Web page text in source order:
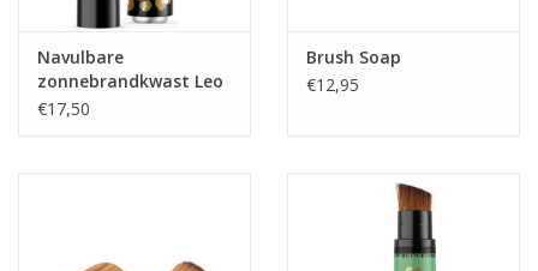
Navulbare
zonnebrandkwast Leo
Licious
€17,50
Brush Soap
€12,95